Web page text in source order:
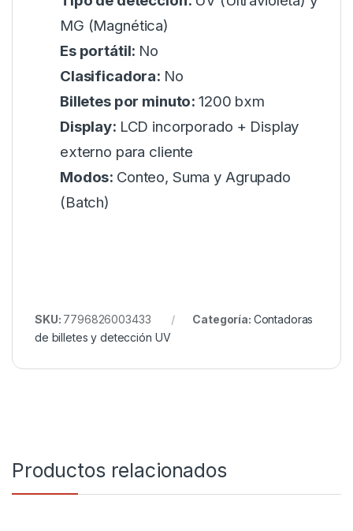
MG (Magnética)
Es portátil: No
Clasificadora: No
Billetes por minuto:1200 bxm
Display: LCD incorporado + Display
externo para cliente
Modos: Conteo, Suma y Agrupado
(Batch)
SKU: 7796826003433 Categoría: Contadoras
de billetes y detección UV
Productos relacionados